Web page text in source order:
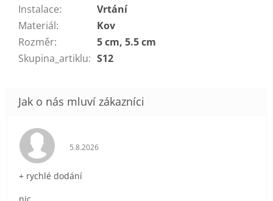
Instalace:
Vrtání
Materiál:
Kov
Rozměr:
5 cm, 5.5 cm
Skupina_artiklu: S12
Hodnocení obchodu je 5 z 5 hvězdiček.
5.8.2026
+ rychlé dodání